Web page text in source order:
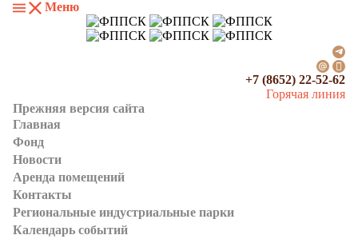
Меню
+7 (8652) 22-52-62
Горячая линия
Прежняя версия сайта
Главная
Фонд
Новости
Аренда помещений
Контакты
Региональные индустриальные парки
Календарь событий